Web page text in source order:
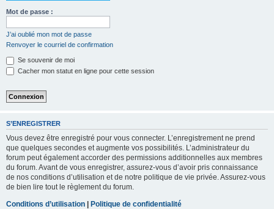
Mot de passe :
J’ai oublié mon mot de passe
Renvoyer le courriel de confirmation
Se souvenir de moi
Cacher mon statut en ligne pour cette session
S’ENREGISTRER
Vous devez être enregistré pour vous connecter. L’enregistrement ne prend
que quelques secondes et augmente vos possibilités. L’administrateur du
forum peut également accorder des permissions additionnelles aux membres
du forum. Avant de vous enregistrer, assurez-vous d’avoir pris connaissance
de nos conditions d’utilisation et de notre politique de vie privée. Assurez-vous
de bien lire tout le règlement du forum.
Conditions d’utilisation | Politique de confidentialité